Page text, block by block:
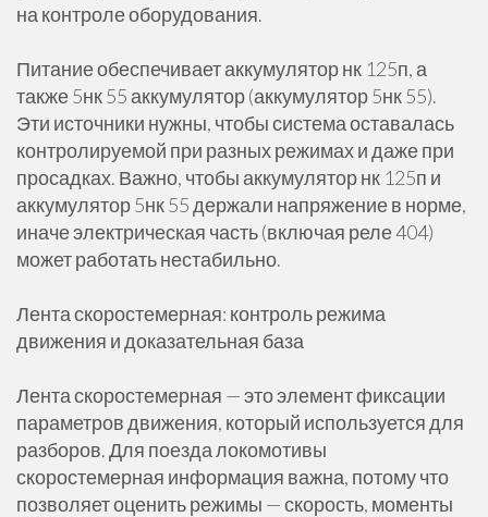
на контроле оборудования.
Питание обеспечивает аккумулятор нк 125п, а
также 5нк 55 аккумулятор (аккумулятор 5нк 55).
Эти источники нужны, чтобы система оставалась
контролируемой при разных режимах и даже при
просадках. Важно, чтобы аккумулятор нк 125п и
аккумулятор 5нк 55 держали напряжение в норме,
иначе электрическая часть (включая реле 404)
может работать нестабильно.
Лента скоростемерная: контроль режима
движения и доказательная база
Лента скоростемерная — это элемент фиксации
параметров движения, который используется для
разборов. Для поезда локомотивы
скоростемерная информация важна, потому что
позволяет оценить режимы — скорость, моменты